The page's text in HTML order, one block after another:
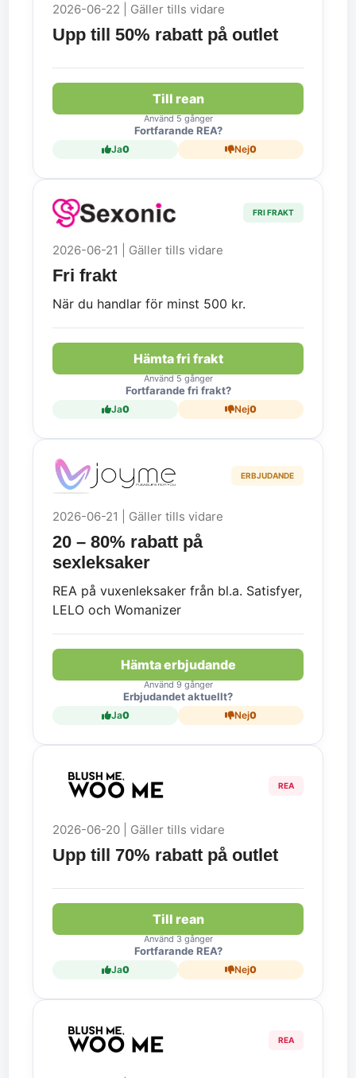
2026-06-22 | Gäller tills vidare
Upp till 50% rabatt på outlet
Till rean
Använd 5 gånger
Fortfarande REA?
Ja0 Nej0
FRI FRAKT
2026-06-21 | Gäller tills vidare
Fri frakt
När du handlar för minst 500 kr.
Hämta fri frakt
Använd 5 gånger
Fortfarande fri frakt?
Ja0 Nej0
ERBJUDANDE
2026-06-21 | Gäller tills vidare
20 – 80% rabatt på
sexleksaker
REA på vuxenleksaker från bl.a. Satisfyer,
LELO och Womanizer
Hämta erbjudande
Använd 9 gånger
Erbjudandet aktuellt?
Ja0 Nej0
REA
2026-06-20 | Gäller tills vidare
Upp till 70% rabatt på outlet
Till rean
Använd 3 gånger
Fortfarande REA?
Ja0 Nej0
REA